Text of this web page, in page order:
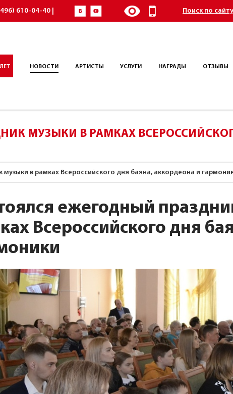
610-04-40 | Поиск по сайту
НОВОСТИ АРТИСТЫ УСЛУГИ НАГРАДЫ ОТЗЫВЫ
МУЗЫКИ В РАМКАХ
в рамках Всероссийского дня баяна, аккордеона и
ежегодный
Всероссийского дня